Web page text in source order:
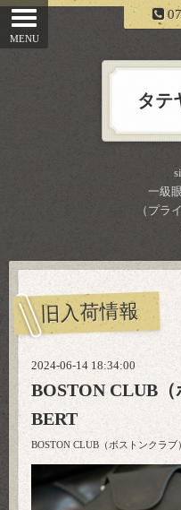
タテ
一級
（プラ
旧入荷情報
2024-06-14 18:34:00
BOSTON CLUB
BERT
BOSTON CLUB（ボストンクラブ